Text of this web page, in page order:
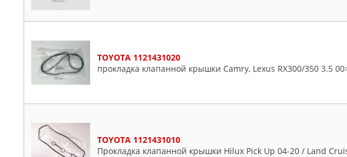
Opa
Passo
Picnic
Porte
Prius
TOYOTA 1121431020
прокладка клапанной крышки Camry, Lexus RX300/350 3.5
TOYOTA 1121431010
Прокладка клапанной крышки Hilux Pick Up 04-20 / Land